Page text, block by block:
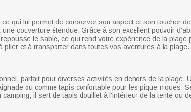
qui lui permet de conserver son aspect et son toucher
couverture étendue. Grâce à son excellent pouvoir
le sable, ce qui rend votre expérience de la plage
et à transporter dans toutes vos aventures à la plage.
parfait pour diverses activités en dehors de la plage.
ou comme tapis confortable pour les pique-niques.
il sert de tapis douillet à l'intérieur de la tente ou